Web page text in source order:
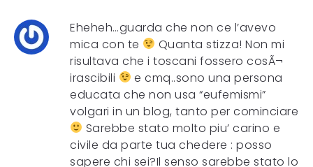
Eheheh…guarda che non ce l’avevo
mica con te
Quanta stizza! Non mi
risultava che i toscani fossero cosÃ¬
irascibili
e cmq..sono una persona
educata che non usa “eufemismi”
volgari in un blog, tanto per cominciare
Sarebbe stato molto piu’ carino e
civile da parte tua chedere : posso
sapere chi sei?Il senso sarebbe stato lo